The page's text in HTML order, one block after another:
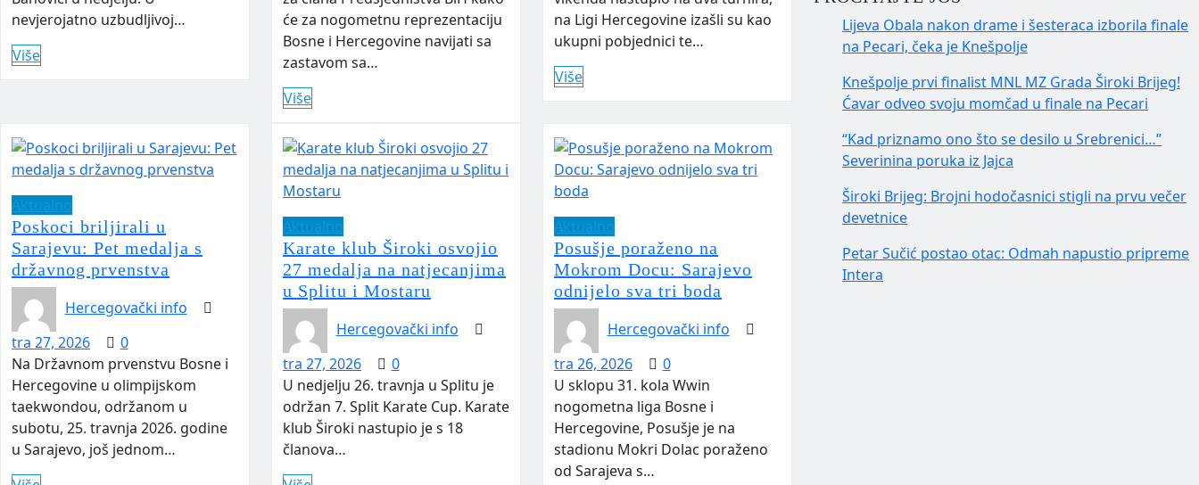
nevjerojatno uzbudljivoj…
Više
će za nogometnu reprezentaciju
Bosne i Hercegovine navijati sa
zastavom sa…
Više
na Ligi Hercegovine izašli su kao
ukupni pobjednici te…
Više
Poskoci briljirali u
Sarajevu: Pet medalja s
državnog prvenstva
Hercegovački info
tra 27, 2026
0
Na Državnom prvenstvu Bosne i
Hercegovine u olimpijskom
taekwondou, održanom u
subotu, 25. travnja 2026. godine
u Sarajevo, još jednom…
Karate klub Široki osvojio
27 medalja na natjecanjima
u Splitu i Mostaru
Hercegovački info
tra 27, 2026
0
U nedjelju 26. travnja u Splitu je
održan 7. Split Karate Cup. Karate
klub Široki nastupio je s 18
članova…
Posušje poraženo na
Mokrom Docu: Sarajevo
odnijelo sva tri boda
Hercegovački info
tra 26, 2026
0
U sklopu 31. kola Wwin
nogometna liga Bosne i
Hercegovine, Posušje je na
stadionu Mokri Dolac poraženo
od Sarajeva s…
Lijeva Obala nakon drame i šesteraca izborila finale
na Pecari, čeka je Knešpolje
Knešpolje prvi finalist MNL MZ Grada Široki Brijeg!
Ćavar odveo svoju momčad u finale na Pecari
“Kad priznamo ono što se desilo u Srebrenici…”
Severinina poruka iz Jajca
Široki Brijeg: Brojni hodočasnici stigli na prvu večer
devetnice
Petar Sučić postao otac: Odmah napustio pripreme
Intera